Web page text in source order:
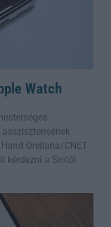
Watch
Orellana/CNET
kérdezni a Siritől